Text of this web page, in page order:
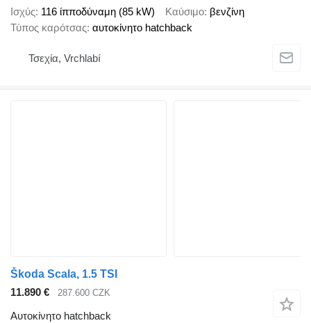
Ισχύς 116 ίπποδύναμη (85 kW) Καύσιμο βενζίνη
Τύπος καρότσας αυτοκίνητο hatchback
Τσεχία, Vrchlabí
Škoda Scala, 1.5 TSI
11.890 €
287.600 CZK
Αυτοκίνητο hatchback